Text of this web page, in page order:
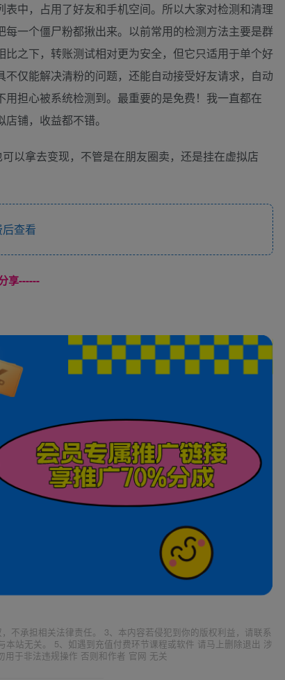
中，占用了好友和手机空间。所以大家对检测和清理
一个僵尸粉都揪出来。以前常用的检测方法主要是群
之下，转账测试相对更为安全，但它只适用于单个好
仅能解决清粉的问题，还能自动接受好友请求，自动
担心被系统检测到。最重要的是免费！我一直都在
铺，收益都不错。
以拿去变现，不管是在朋友圈卖，还是挂在虚拟店
查看
享------
不承担相关法律责任。 3、本内容若侵犯到你的版权利益，请联系
站无关。 5、如遇到充值付费环节课程或软件 请马上删除退出 涉
于非法违规操作 否则和作者 官网 无关